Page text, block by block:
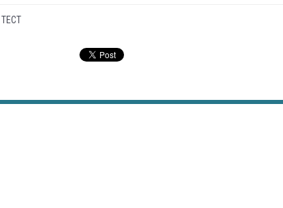
ТЕСТ